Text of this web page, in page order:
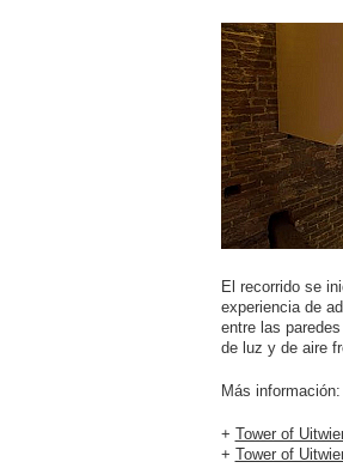
El recorrido se
experiencia de
entre las
de luz y de aire
Más información:
+ Tower of
+ Tower of